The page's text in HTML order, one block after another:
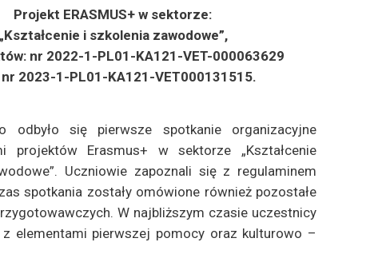
Projekt ERASMUS+ w sektorze:
„Kształcenie i szkolenia zawodowe”,
nr 2022-1-PL01-KA121-VET-000063629
2023-1-PL01-KA121-VET000131515.
odbyło się pierwsze spotkanie organizacyjne
projektów Erasmus+ w sektorze „Kształcenie
Uczniowie zapoznali się z regulaminem
spotkania zostały omówione również pozostałe
W najbliższym czasie uczestnicy
elementami pierwszej pomocy oraz kulturowo –